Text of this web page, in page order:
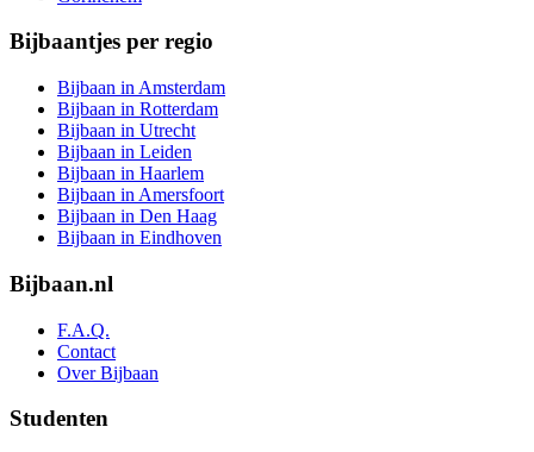
Bijbaantjes per regio
Bijbaan in Amsterdam
Bijbaan in Rotterdam
Bijbaan in Utrecht
Bijbaan in Leiden
Bijbaan in Haarlem
Bijbaan in Amersfoort
Bijbaan in Den Haag
Bijbaan in Eindhoven
Bijbaan.nl
F.A.Q.
Contact
Over Bijbaan
Studenten